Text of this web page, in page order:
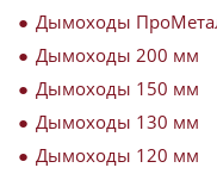
Дымоходы
Дымоходы 200 мм
Дымоходы 150 мм
Дымоходы 130 мм
Дымоходы 120 мм